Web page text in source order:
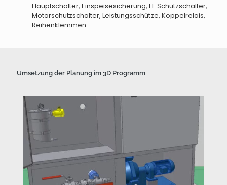
Hauptschalter, Einspeisesicherung, FI-Schutzschalter,
Motorschutzschalter, Leistungsschütze, Koppelrelais,
Reihenklemmen
Umsetzung der Planung im 3D Programm